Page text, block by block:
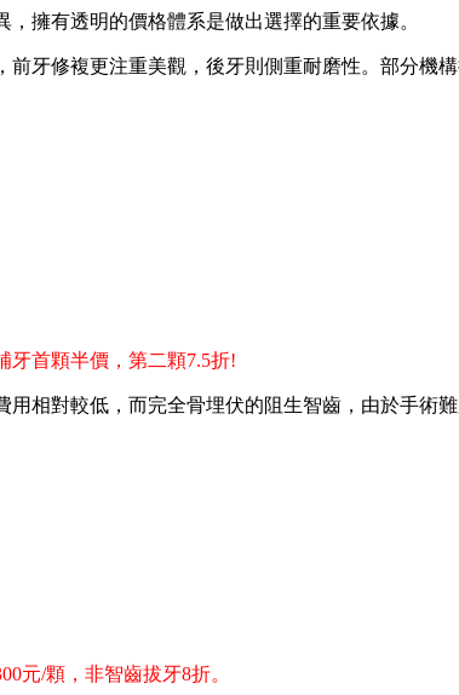
擁有透明的價格體系是做出選擇的重要依據。
修複更注重美觀，後牙則側重耐磨性。部分機
首顆半價，第二顆7.5折!
對較低，而完全骨埋伏的阻生智齒，由於手術難
/顆，非智齒拔牙8折。